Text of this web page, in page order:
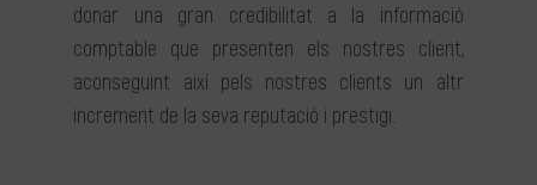
donar una gran credibilitat a la informació
comptable que presenten els nostres client,
aconseguint així pels nostres clients un altr
increment de la seva reputació i prestigi.